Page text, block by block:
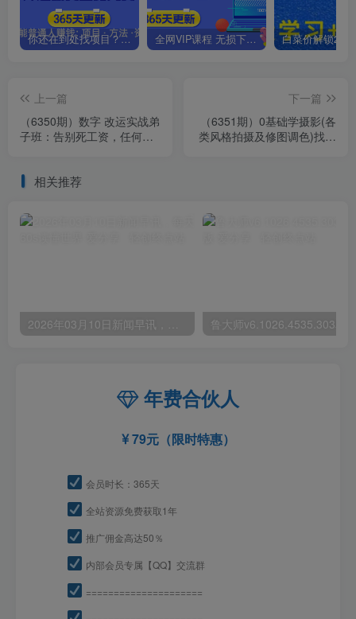
你还在到处找项目？还在当韭菜？我靠卖项目一个月收入5万+，曾经我也是个失败者。 全网VIP课程 无损下载~.~
上一篇
（6350期）数字 改运实战弟
子班：告别死工资，任何人
下一篇
（6351期）0基础学摄影(各
类风格拍摄及修图调色)找准
相关推荐
年费合伙人
79元（限时特惠）
会员时长：365天
全站资源免费获取1年
推广佣金高达50％
内部会员专属【QQ】交流群
=====================